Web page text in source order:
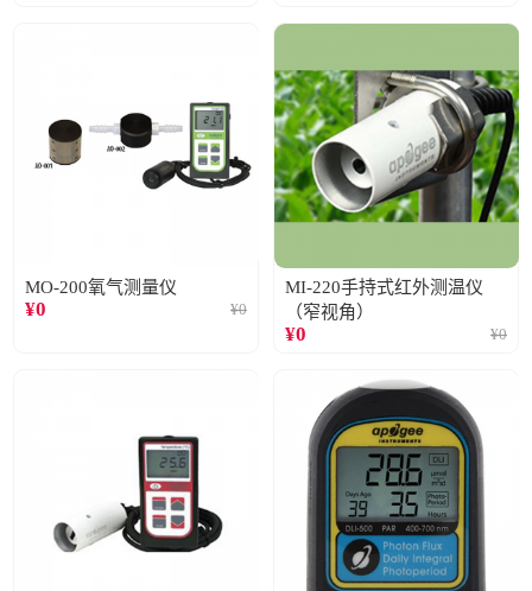
MO-200氧气测量仪
¥0 ¥0
MI-220手持式红外测温仪
（窄视角）
¥0 ¥0